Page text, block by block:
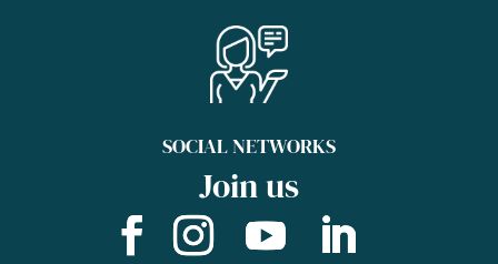
SOCIAL NETWORKS
Join us